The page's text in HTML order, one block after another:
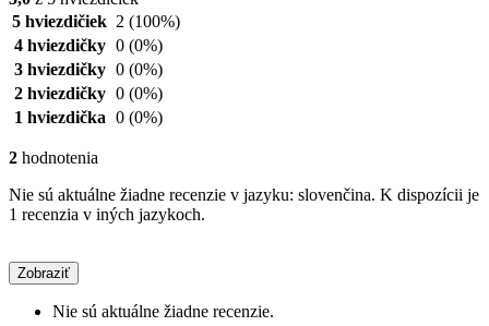
5 hviezdičiek 2 (100%)
4 hviezdičky 0 (0%)
3 hviezdičky 0 (0%)
2 hviezdičky 0 (0%)
1 hviezdička 0 (0%)
2 hodnotenia
Nie sú aktuálne žiadne recenzie v jazyku: slovenčina. K dispozícii je
1 recenzia v iných jazykoch.
Zobraziť
Nie sú aktuálne žiadne recenzie.